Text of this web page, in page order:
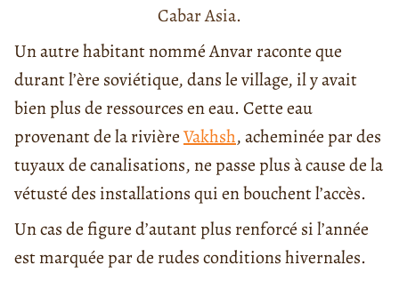
Cabar Asia.
Un autre habitant nommé Anvar raconte que
durant l’ère soviétique, dans le village, il y avait
bien plus de ressources en eau. Cette eau
provenant de la rivièreVakhsh, acheminée par des
tuyaux de canalisations, ne passe plus à cause de la
vétusté des installations qui en bouchent l’accès.
Un cas de figure d’autant plus renforcé si l’année
est marquée par de rudes conditions hivernales.